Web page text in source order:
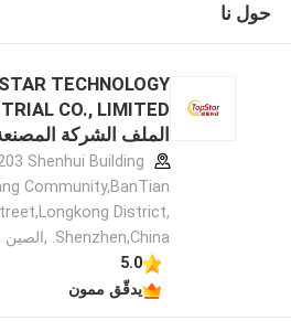
حول نا
TECHNOLOGY
CO., LIMITED
الملف الشركة
Shenhui Building
Community,BanTian
District,
Shenzhen,China. ,الصين
5.0
يدقّق ممون